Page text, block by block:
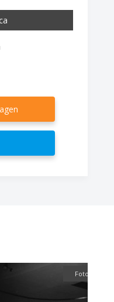
Fotografía Fotografía